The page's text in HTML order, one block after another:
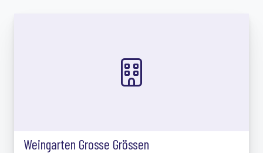
Weingarten Grosse Grössen